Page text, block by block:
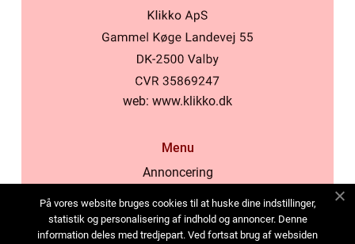
web: www.klikko.dk
Menu
Annoncering
Cookies
Kontakt os
På vores website bruges cookies til at huske dine indstillinger,
statistik og personalisering af indhold og annoncer. Denne
information deles med tredjepart. Ved fortsat brug af websiden